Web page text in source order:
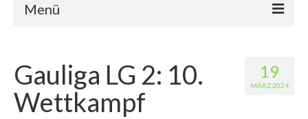
Menü
Vorstandschaft
Unsere Erfolge
19
MÄRZ 2024
Gauliga LG 2: 10.
Wettkampf